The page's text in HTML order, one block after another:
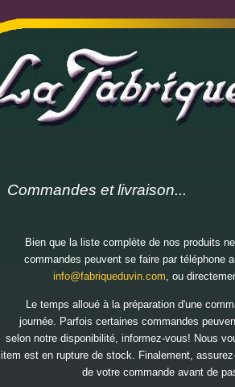
Commandes et livraison...
Bien que la liste complète de nos produits
commandes peuvent se faire par téléphone
info@fabriqueduvin.com, ou
Le temps alloué à la préparation d'une
journée. Parfois certaines commandes
selon notre disponibilité, informez-vous! Nous
item est en rupture de stock. Finalement,
de votre commande avant de